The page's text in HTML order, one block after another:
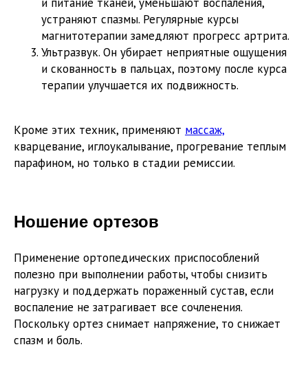
устраняют спазмы. Регулярные курсы
магнитотерапии замедляют прогресс артрита.
Ультразвук. Он убирает неприятные ощущения
и скованность в пальцах, поэтому после курса
терапии улучшается их подвижность.
Кроме этих техник, применяют массаж,
кварцевание, иглоукалывание, прогревание теплым
парафином, но только в стадии ремиссии.
Ношение ортезов
Применение ортопедических приспособлений
полезно при выполнении работы, чтобы снизить
нагрузку и поддержать пораженный сустав, если
воспаление не затрагивает все сочленения.
Поскольку ортез снимает напряжение, то снижает
спазм и боль.